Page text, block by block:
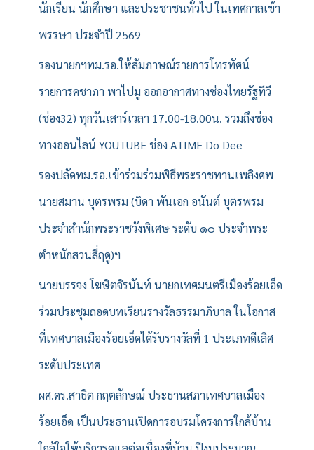
นักเรียน นักศึกษา และประชาชนทั่วไป ในเทศกาลเข้า
พรรษา ประจำปี 2569
รองนายกฯทม.รอ.ให้สัมภาษณ์รายการโทรทัศน์
รายการคชาภา พาไปมู ออกอากาศทางช่องไทยรัฐทีวี
(ช่อง32) ทุกวันเสาร์เวลา 17.00-18.00น. รวมถึงช่อง
ทางออนไลน์ YOUTUBE ช่อง ATIME Do Dee
รองปลัดทม.รอ.เข้าร่วมร่วมพิธีพระราชทานเพลิงศพ
นายสมาน บุตรพรม (บิดา พันเอก อนันต์ บุตรพรม
ประจำสำนักพระราชวังพิเศษ ระดับ ๑๐ ประจำพระ
ตำหนักสวนสี่ฤดู)ฯ
นายบรรจง โฆษิตจิรนันท์ นายกเทศมนตรีเมืองร้อยเอ็ด
ร่วมประชุมถอดบทเรียนรางวัลธรรมาภิบาล ในโอกาส
ที่เทศบาลเมืองร้อยเอ็ดได้รับรางวัลที่ 1 ประเภทดีเลิศ
ระดับประเทศ
ผศ.ดร.สาธิต กฤตลักษณ์ ประธานสภาเทศบาลเมือง
ร้อยเอ็ด เป็นประธานเปิดการอบรมโครงการใกล้บ้าน